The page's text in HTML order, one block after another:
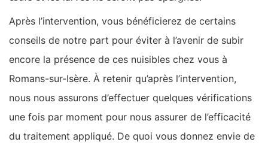
Après l’intervention, vous bénéficierez de certains
conseils de notre part pour éviter à l’avenir de subir
encore la présence de ces nuisibles chez vous à
Romans-sur-Isère. À retenir qu’après l’intervention,
nous nous assurons d’effectuer quelques vérifications
une fois par moment pour nous assurer de l’efficacité
du traitement appliqué. De quoi vous donnez envie de